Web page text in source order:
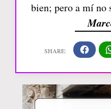
bien; pero a mí no